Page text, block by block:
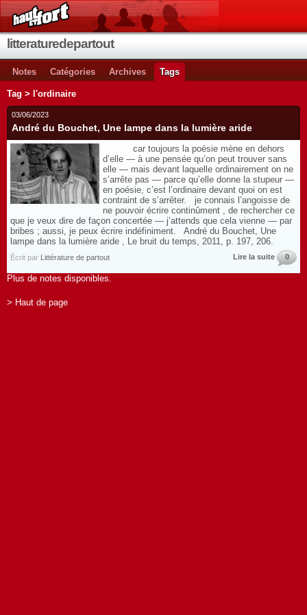
litteraturedepartout
Notes Catégories Archives Tags
Tag > l'ordinaire
03/06/2023
André du Bouchet, Une lampe dans la lumière aride
car toujours la poésie mène en dehors
d’elle — à une pensée qu’on peut trouver sans
elle — mais devant laquelle ordinairement on ne
s’arrête pas — parce qu’elle donne la stupeur —
en poésie, c’est l’ordinaire devant quoi on est
contraint de s’arrêter. je connais l’angoisse de
ne pouvoir écrire continûment , de rechercher ce
que je veux dire de façon concertée — j’attends que cela vienne — par
bribes ; aussi, je peux écrire indéfiniment. André du Bouchet, Une
lampe dans la lumière aride , Le bruit du temps, 2011, p. 197, 206.
Écrit par Littérature de partout Lire la suite 0
Plus de notes disponibles.
> Haut de page